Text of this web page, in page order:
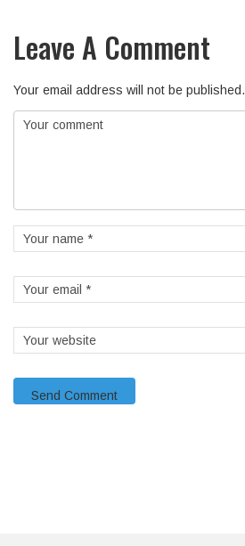
Leave A Comment
Your email address will not be published.